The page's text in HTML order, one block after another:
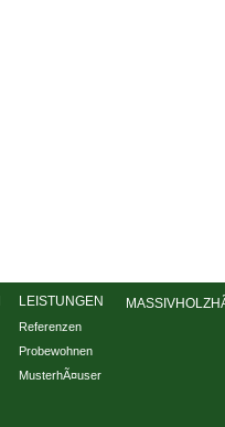
LEISTUNGEN
Referenzen
Probewohnen
MusterhÃ¤user